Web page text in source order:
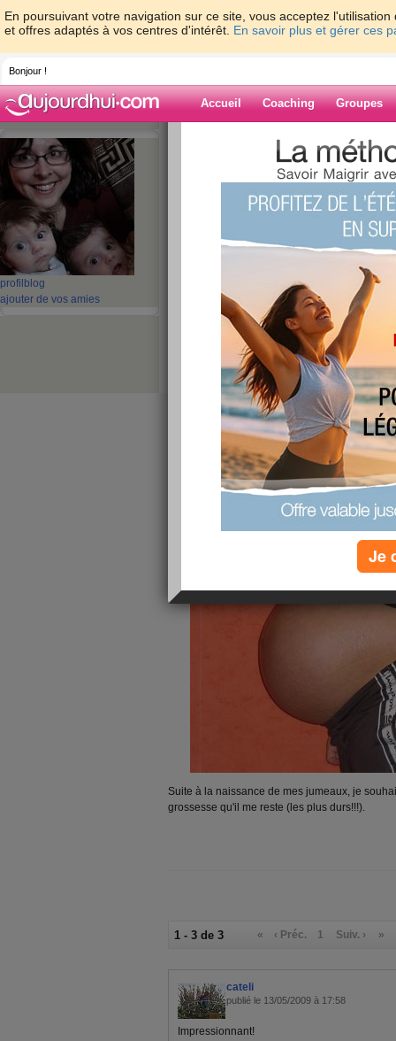
En poursuivant votre navigation sur ce site, vous acceptez
et offres adaptés à vos centres d'intérêt. En savoir plus et gérer ces
Bonjour !
Accueil Coaching Groupes
profil blog
ajouter de vos amies
> > Bien le
Blog de tinaide
Bien le bonjour
Suite à la naissance de mes jumeaux, je
grossesse qu'il me reste (les plus durs!!!).
1 - 3 de 3 « ‹ Préc. 1 Suiv. › »
cateli
publié le 13/05/2009 à 17:58
Impressionnant!
Je